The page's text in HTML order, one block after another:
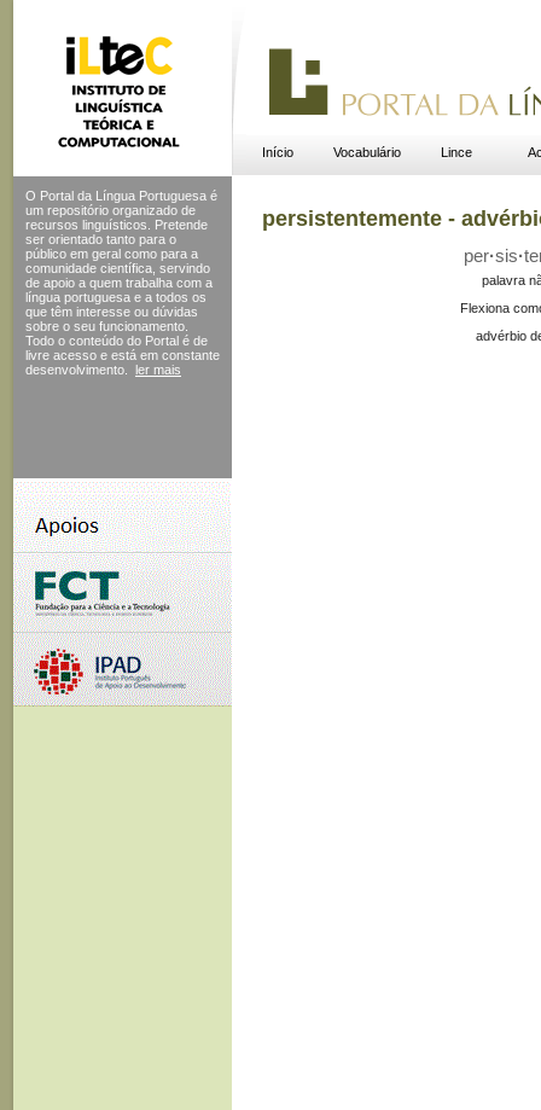
Início Vocabulário Lince
O Portal da Língua Portuguesa é
um repositório organizado de
recursos linguísticos. Pretende
ser orientado tanto para o
público em geral como para a
comunidade científica, servindo
de apoio a quem trabalha com a
língua portuguesa e a todos os
que têm interesse ou dúvidas
sobre o seu funcionamento.
Todo o conteúdo do Portal é de
livre acesso e está em constante
desenvolvimento.
ler mais
persistentemente -
per·sis·
palavra
Flexiona
advérbio